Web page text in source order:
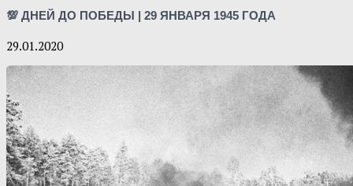
💯 ДНЕЙ ДО ПОБЕДЫ | 29 ЯНВАРЯ 1945 ГОДА
29.01.2020